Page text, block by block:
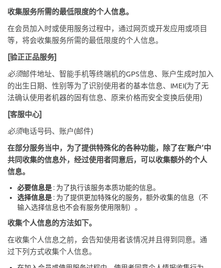
收集服务所需的最低限度的个人信息。
在会员加入时或使用服务过程中，通过网页或开发应用或项目
等，将会收集服务所需的最低限度的个人信息。
[验正正品服务]
必须邮件地址、智能手机等终端机的GPS信息、账户生成时加入
的出生日期、性别等为了识别使用者的基本信息、IMEI(为了无
法确认使用者机器的固有信息、原来价格而安全变换后使用)
[客服中心]
必须电话号码、账户(邮件)
在部分服务当中，为了提供特殊化的各种功能，除了在‘账户’中
共同收集的信息外，经过使用者同意后，可以收集额外的个人
信息。
必要信息是: 为了执行该服务本质功能的信息。
选择信息是: 为了提供更加特殊化的服务，额外收集的信息（不
输入选择信息也不会有服务使用限制）。
收集个人信息的方法如下。
在收集个人信息之前，会告知使用者该情况并且得到同意。通
过下列方式收集个人信息。